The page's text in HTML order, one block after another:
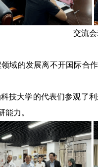
交流
域的发展离不开国际合
技大学的代表们参观了
能力。